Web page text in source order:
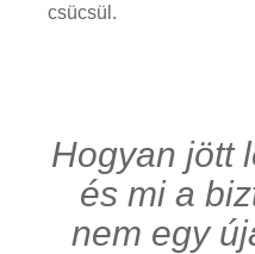
csücsül.
Hogyan jött
és mi a
nem egy